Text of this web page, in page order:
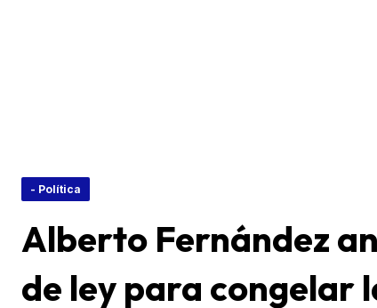
- Política
Alberto Fernández
de ley para congelar